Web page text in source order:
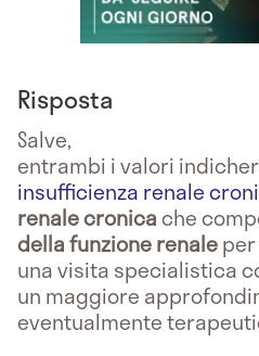
Risposta
Salve,
entrambi i valori
insufficienza renale
renale cronicache
della funzione renale
una visita specialistica
un maggiore
eventualmente